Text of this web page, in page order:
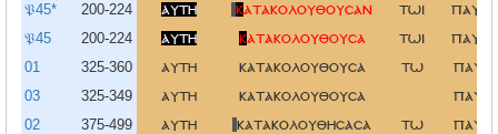
𝔓45* 200-224 αυτη κατακολουθουσαν τωι
𝔓45 200-224 αυτη κατακολουθουσα τωι
01 325-360 αυτη κατακολουθουσα τω
03 325-349 αυτη κατακολουθουσα
02 375-499 αυτη κατακολουθησασα τω